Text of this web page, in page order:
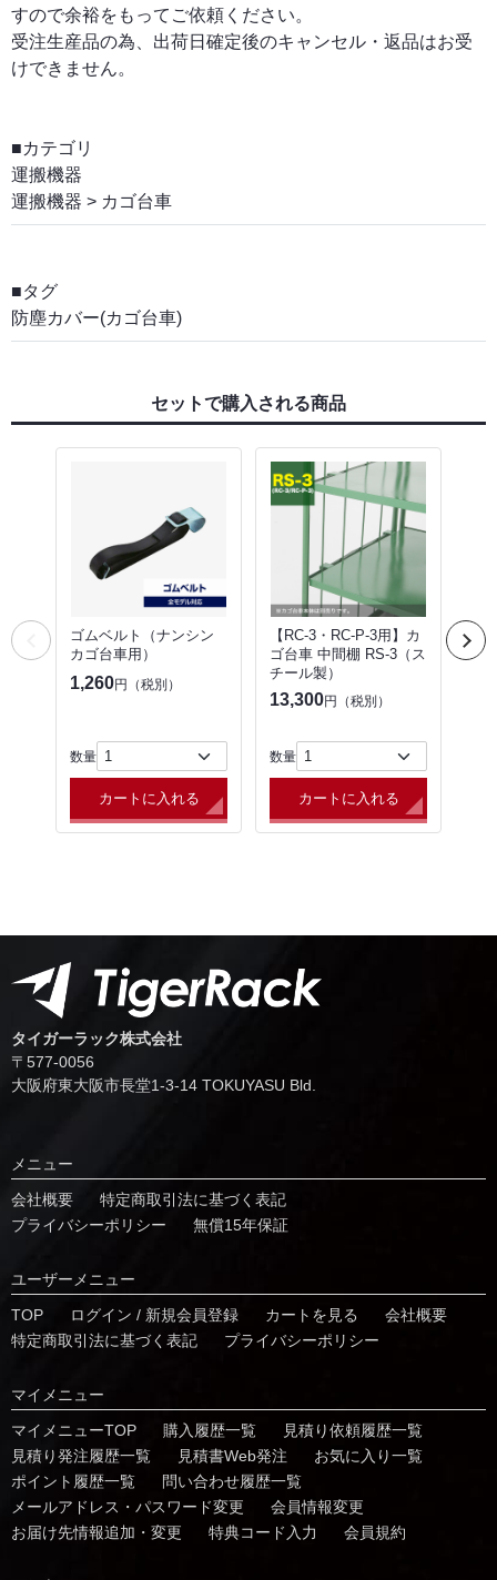
すので余裕をもってご依頼ください。
受注生産品の為、出荷日確定後のキャンセル・返品はお受
けできません。
■カテゴリ
運搬機器
運搬機器 > カゴ台車
■タグ
防塵カバー(カゴ台車)
セットで購入される商品
ゴムベルト（ナンシン
カゴ台車用）
1,260円（税別）
数量
カートに入れる
【RC-3・RC-P-3用】カ
ゴ台車 中間棚 RS-3（ス
チール製）
13,300円（税別）
数量
カートに入れる
【
ゴ
タイガーラック株式会社
〒577-0056
⼤阪府東⼤阪市⻑堂1-3-14 TOKUYASU Bld.
メニュー
会社概要
特定商取引法に基づく表記
プライバシーポリシー
無償15年保証
ユーザーメニュー
TOP
ログイン / 新規会員登録 カートを見る
会社概要
特定商取引法に基づく表記
プライバシーポリシー
マイメニュー
マイメニューTOP
購入履歴一覧
⾒積り依頼履歴⼀覧
⾒積り発注履歴⼀覧
見積書Web発注
お気に⼊り⼀覧
ポイント履歴⼀覧
問い合わせ履歴⼀覧
メールアドレス・パスワード変更
会員情報変更
お届け先情報追加・変更
特典コード⼊⼒ 会員規約